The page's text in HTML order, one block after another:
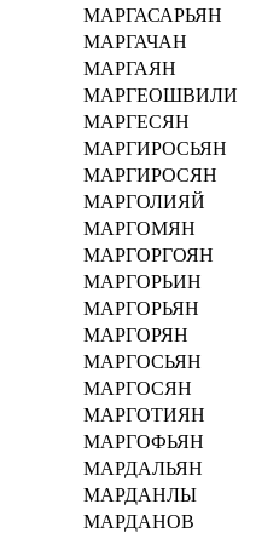
МАРГАСАРЬЯН
МАРГАЧАН
МАРГАЯН
МАРГЕОШВИЛИ
МАРГЕСЯН
МАРГИРОСЬЯН
МАРГИРОСЯН
МАРГОЛИЯЙ
МАРГОМЯН
МАРГОРГОЯН
МАРГОРЬИН
МАРГОРЬЯН
МАРГОРЯН
МАРГОСЬЯН
МАРГОСЯН
МАРГОТИЯН
МАРГОФЬЯН
МАРДАЛЬЯН
МАРДАНЛЫ
МАРДАНОВ